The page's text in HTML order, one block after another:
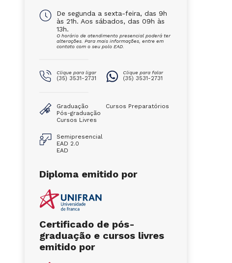
De segunda a sexta-feira, das 9h
às 21h. Aos sábados, das 09h às
13h.
O horário de atendimento presencial poderá ter
alterações. Para mais informações, entre em
contato com o seu polo EAD.
Clique para ligar
(35) 3531-2731
Clique para falar
(35) 3531-2731
Graduação
Pós-graduação
Cursos Livres
Cursos Preparatórios
Semipresencial
EAD 2.0
EAD
Diploma emitido por
Certificado de pós-
graduação e cursos livres
emitido por